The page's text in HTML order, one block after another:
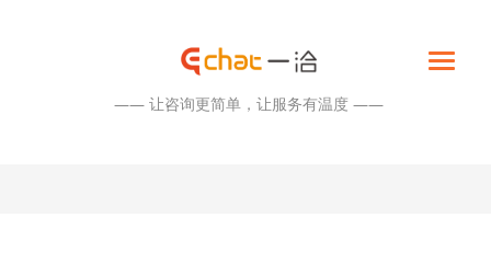
—— 让咨询更简单，让服务有温度 ——